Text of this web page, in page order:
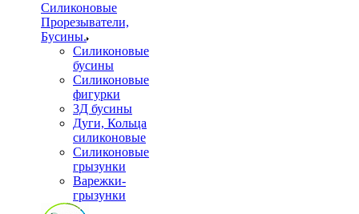
Силиконовые
Прорезыватели,
Бусины.
Силиконовые
бусины
Силиконовые
фигурки
3Д бусины
Дуги, Кольца
силиконовые
Силиконовые
грызунки
Варежки-
грызунки